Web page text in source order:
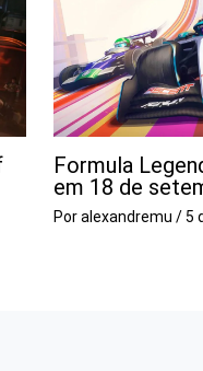
Formula
em 18 de
Poralexandremu/5